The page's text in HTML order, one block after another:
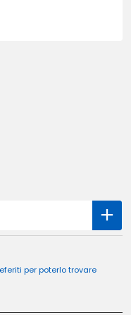
per poterlo trovare